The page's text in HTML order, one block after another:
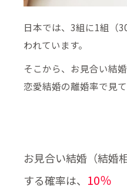
日本では、3組に1組（
われています。
そこから、お見合い結
恋愛結婚の離婚率で見て
お見合い結婚（結婚
する確率は、 10％